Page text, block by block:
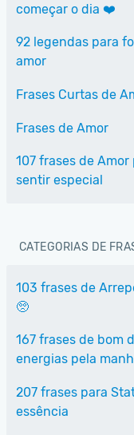
começar o dia ❤️
92 legendas para
amor
Frases Curtas de
Frases de Amor
107 frases de
sentir especial
CATEGORIAS DE
103 frases de
🥺
167 frases de bom
energias pela
207 frases para
essência